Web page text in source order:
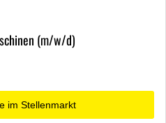
(m/w/d)
im Stellenmarkt